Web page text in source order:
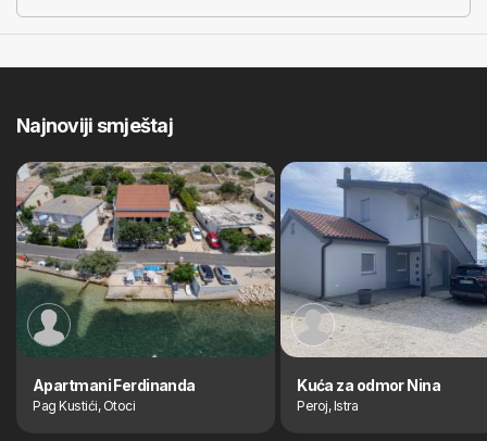
Najnoviji smještaj
Apartmani Ferdinanda
Pag Kustići, Otoci
Kuća za odmor Nina
Peroj, Istra